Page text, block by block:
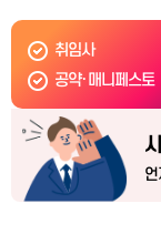
취임사
공약·매니페스토